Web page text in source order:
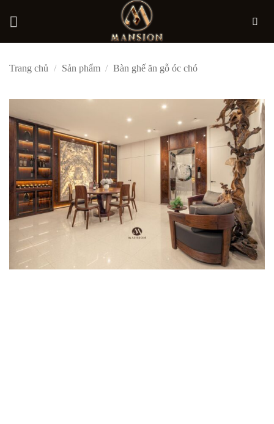
qua
nội
dung
Trang chủ / Sản phẩm / Bàn ghế ăn gỗ óc chó